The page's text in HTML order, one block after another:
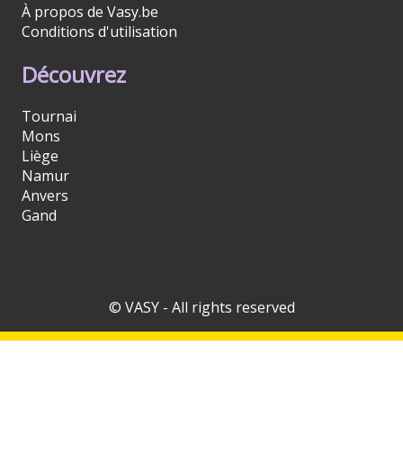
À propos de Vasy.be
Conditions d'utilisation
Découvrez
Tournai
Mons
Liège
Namur
Anvers
Gand
© VASY - All rights reserved